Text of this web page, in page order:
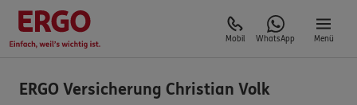
Mobil WhatsApp Menü
ERGO Versicherung Christian Volk